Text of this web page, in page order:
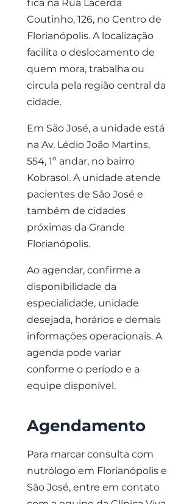
fica na Rua Lacerda
Coutinho, 126, no Centro de
Florianópolis. A localização
facilita o deslocamento de
quem mora, trabalha ou
circula pela região central da
cidade.
Em São José, a unidade está
na Av. Lédio João Martins,
554, 1º andar, no bairro
Kobrasol. A unidade atende
pacientes de São José e
também de cidades
próximas da Grande
Florianópolis.
Ao agendar, confirme a
disponibilidade da
especialidade, unidade
desejada, horários e demais
informações operacionais. A
agenda pode variar
conforme o período e a
equipe disponível.
Agendamento
Para marcar consulta com
nutrólogo em Florianópolis e
São José, entre em contato